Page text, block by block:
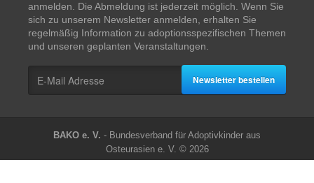
anmelden. Die Abmeldung ist jederzeit möglich. Wenn Sie
sich zu unserem Newsletter anmelden, erhalten Sie
regelmäßig Information zu adoptionsspezifischen Themen
und unseren geplanten Veranstaltungen.
Newsletter bestellen
BAKO e. V. - Bundesverband für Adoptivkinder aus
Osteurasien e. V. © 2026